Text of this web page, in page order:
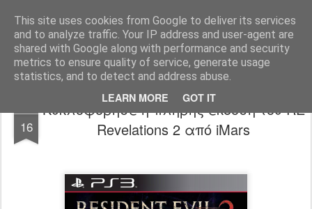
This site uses cookies from Google to deliver its services
and to analyze traffic. Your IP address and user-agent are
shared with Google along with performance and security
metrics to ensure quality of service, generate usage
statistics, and to detect and address abuse.
LEARN MORE GOT IT
www.psjailbreak.gr Καλωσήρθατε στο No1 site για τις κονσόλες Playstation στην Ελλάδα
Pages
16
Κυκλοφόρησε η πλήρης έκδοση του RE
Revelations 2 από iMars